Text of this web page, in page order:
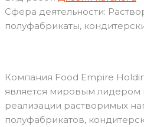
Сфера деятельности:
полуфабрикаты,
Компания Food Empire
является мировым лидером
реализации растворимых
полуфабрикатов,